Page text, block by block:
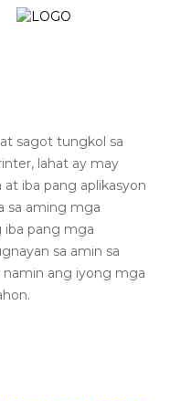
sagot tungkol sa
lahat ay may
iba pang aplikasyon
sa aming mga
iba pang mga
sa amin sa
namin ang iyong mga